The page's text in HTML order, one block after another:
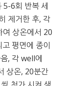
5-6회 반복 세
제거한 후, 각
상온에서 20
평면에 종이
, 각 well에
상온, 20분간